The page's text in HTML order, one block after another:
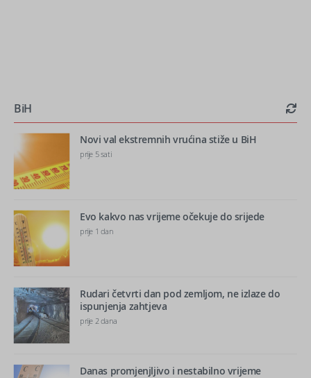
BiH
Novi val ekstremnih vrućina stiže u BiH
prije 5 sati
Evo kakvo nas vrijeme očekuje do srijede
prije 1 dan
Rudari četvrti dan pod zemljom, ne izlaze do
ispunjenja zahtjeva
prije 2 dana
Danas promjenjljivo i nestabilno vrijeme